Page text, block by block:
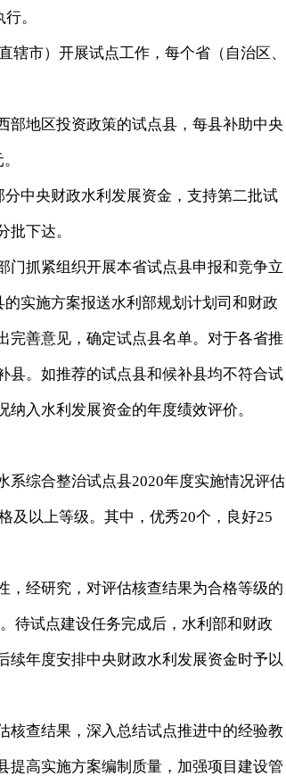
。
市）开展试点工作，每个省（自治区、
地区投资政策的试点县，每县补助中央
中央财政水利发展资金，支持第二批试
下达。
抓紧组织开展本省试点县申报和竞争立
实施方案报送水利部规划计划司和财政
完善意见，确定试点县名单。对于各省推
县。如推荐的试点县和候补县均不符合试
入水利发展资金的年度绩效评价。
综合整治试点县2020年度实施情况评估
及以上等级。其中，优秀20个，良好25
经研究，对评估核查结果为合格等级的
待试点建设任务完成后，水利部和财政
续年度安排中央财政水利发展资金时予以
查结果，深入总结试点推进中的经验教
提高实施方案编制质量，加强项目建设管